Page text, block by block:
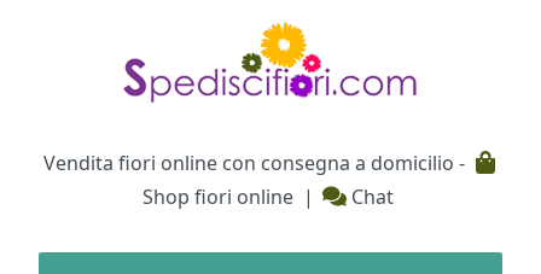
Vendita fiori online con consegna a domicilio -
Shop fiori online | Chat